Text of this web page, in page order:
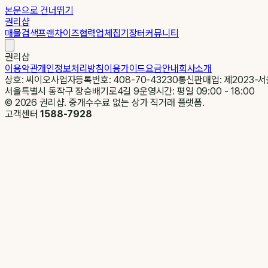
본문으로 건너뛰기
권리샵
매물검색프랜차이즈협력업체집기장터커뮤니티
권리샵
이용약관개인정보처리방침이용가이드요금안내회사소개
상호: 씨이오사업자등록번호: 408-70-43230통신판매업: 제2023-
서울특별시 동작구 장승배기로4길 9운영시간: 평일 09:00 - 18:00
© 2026 권리샵. 중개수수료 없는 상가 직거래 플랫폼.
고객센터1588-7928